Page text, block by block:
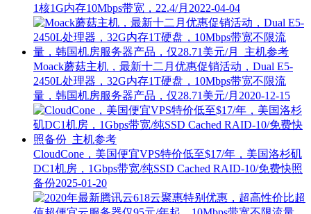
1核1G内存10Mbps带宽，22.4/月 2022-04-04
Moack蘑菇主机，最新十二月优惠促销活动，Dual E5-
2450L处理器，32G内存1T硬盘，10Mbps带宽不限流
量，韩国机房服务器产品，仅28.71美元/月 2020-12-15
CloudCone，美国便宜VPS特价低至$17/年，美国洛杉矶
DC1机房，1Gbps带宽/纯SSD Cached RAID-10/免费快照
备份2025-01-20